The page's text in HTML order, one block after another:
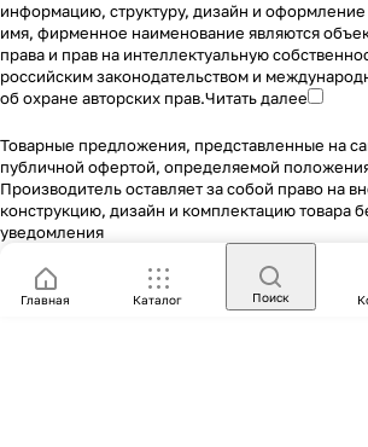
информацию, структуру, дизайн и
имя, фирменное наименование являются
права и прав на интеллектуальную
российским законодательством и
об охране авторских прав.Читать далее
Товарные предложения, представленные на
публичной офертой, определяемой
Производитель оставляет за собой право на
конструкцию, дизайн и комплектацию товара
уведомления
Главная Каталог Поиск